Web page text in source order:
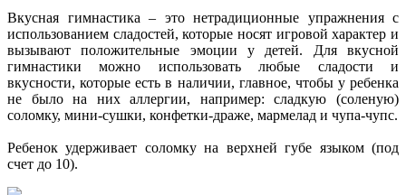
Вкусная гимнастика – это нетрадиционные упражнения с
использованием сладостей, которые носят игровой характер и
вызывают положительные эмоции у детей. Для вкусной
гимнастики можно использовать любые сладости и
вкусности, которые есть в наличии, главное, чтобы у ребенка
не было на них аллергии, например: сладкую (соленую)
соломку, мини-сушки, конфетки-драже, мармелад и чупа-чупс.
Ребенок удерживает соломку на верхней губе языком (под
счет до 10).